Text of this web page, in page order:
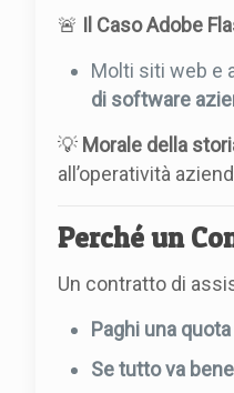
🚨 Il Caso Adobe
Molti siti web e
di software
💡 Morale della
all’operatività
Perché un
Un contratto di
Paghi una
Se tutto va